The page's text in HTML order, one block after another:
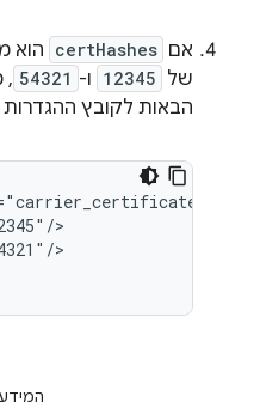
אם certHashes הוא
של 12345 ו- 54321
,
הבאות לקובץ
>
>